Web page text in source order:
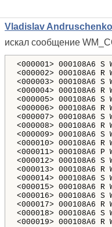
Vladislav Andruschenko
искал сообщение
<000001>
<000002>
<000003>
<000004>
<000005>
<000006>
<000007>
<000008>
<000009>
<000010>
<000011>
<000012>
<000013>
<000014>
<000015>
<000016>
<000017>
<000018>
<000019>